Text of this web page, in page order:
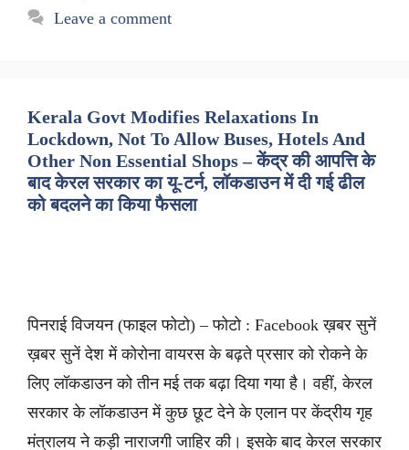
Leave a comment
Kerala Govt Modifies Relaxations In
Lockdown, Not To Allow Buses, Hotels And
Other Non Essential Shops – केंद्र की आपत्ति के
बाद केरल सरकार का यू-टर्न, लॉकडाउन में दी गई ढील
को बदलने का किया फैसला
पिनराई विजयन (फाइल फोटो) – फोटो : Facebook ख़बर सुनें
ख़बर सुनें देश में कोरोना वायरस के बढ़ते प्रसार को रोकने के
लिए लॉकडाउन को तीन मई तक बढ़ा दिया गया है। वहीं, केरल
सरकार के लॉकडाउन में कुछ छूट देने के एलान पर केंद्रीय गृह
मंत्रालय ने कड़ी नाराजगी जाहिर की। इसके बाद केरल सरकार